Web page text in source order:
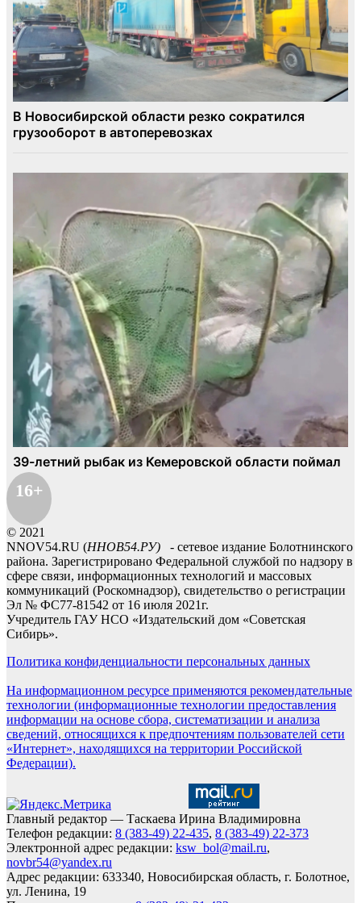
16+
© 2021
NNOV54.RU (ННОВ54.РУ) - сетевое издание Болотнинского
района. Зарегистрировано Федеральной службой по надзору в
сфере связи, информационных технологий и массовых
коммуникаций (Роскомнадзор), свидетельство о регистрации
Эл № ФС77-81542 от 16 июля 2021г.
Учредитель ГАУ НСО «Издательский дом «Советская
Сибирь».
Политика конфиденциальности персональных данных
На информационном ресурсе применяются рекомендательные
технологии (информационные технологии предоставления
информации на основе сбора, систематизации и анализа
сведений, относящихся к предпочтениям пользователей сети
«Интернет», находящихся на территории Российской
Федерации).
Главный редактор — Таскаева Ирина Владимировна
Телефон редакции: 8 (383-49) 22-435, 8 (383-49) 22-373
Электронной адрес редакции: ksw_bol@mail.ru,
novbr54@yandex.ru
Адрес редакции: 633340, Новосибирская область, г. Болотное,
ул. Ленина, 19